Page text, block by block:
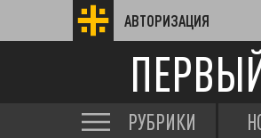
АВТОРИЗАЦИЯ
РУБРИКИ